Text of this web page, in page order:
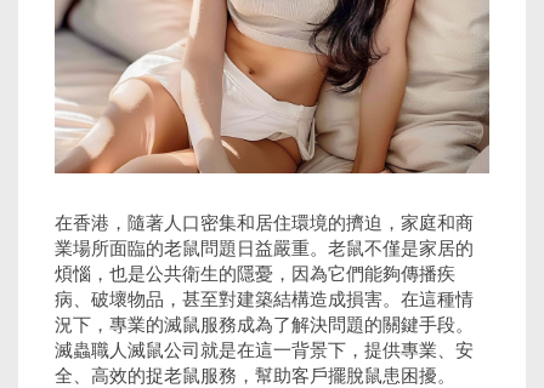
在香港，隨著人口密集和居住環境的擠迫，家庭和商
業場所面臨的老鼠問題日益嚴重。老鼠不僅是家居的
煩惱，也是公共衛生的隱憂，因為它們能夠傳播疾
病、破壞物品，甚至對建築結構造成損害。在這種情
況下，專業的滅鼠服務成為了解決問題的關鍵手段。
滅蟲職人滅鼠公司就是在這一背景下，提供專業、安
全、高效的捉老鼠服務，幫助客戶擺脫鼠患困擾。